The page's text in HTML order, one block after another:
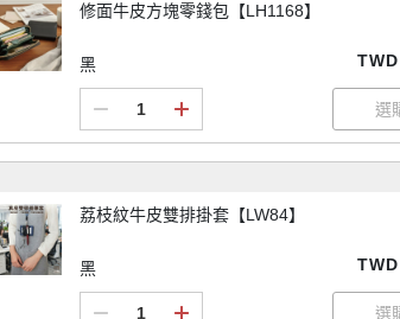
修面牛皮方塊零錢包【LH1168】
黑 TWD
荔枝紋牛皮雙排掛套【LW84】
黑 TWD